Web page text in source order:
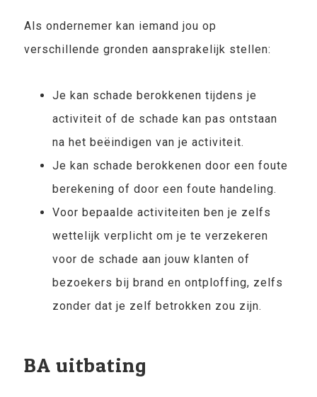
Als ondernemer kan iemand jou op
verschillende gronden aansprakelijk stellen:
Je kan schade berokkenen tijdens je
activiteit of de schade kan pas ontstaan
na het beëindigen van je activiteit.
Je kan schade berokkenen door een foute
berekening of door een foute handeling.
Voor bepaalde activiteiten ben je zelfs
wettelijk verplicht om je te verzekeren
voor de schade aan jouw klanten of
bezoekers bij brand en ontploffing, zelfs
zonder dat je zelf betrokken zou zijn.
BA uitbating